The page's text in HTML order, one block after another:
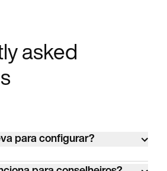
asked
para configurar?
de